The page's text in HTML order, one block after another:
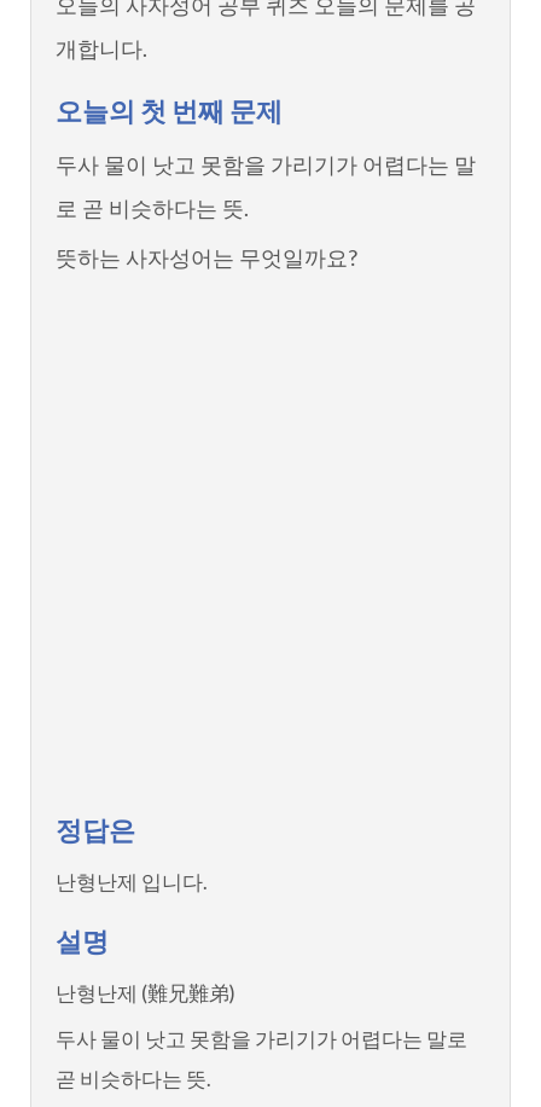
오늘의 사자성어 공부 퀴즈 오늘의 문제를 공
개합니다.
오늘의 첫 번째 문제
두사 물이 낫고 못함을 가리기가 어렵다는 말
로 곧 비슷하다는 뜻.
뜻하는 사자성어는 무엇일까요?
정답은
난형난제 입니다.
설명
난형난제 (難兄難弟)
두사 물이 낫고 못함을 가리기가 어렵다는 말로
곧 비슷하다는 뜻.